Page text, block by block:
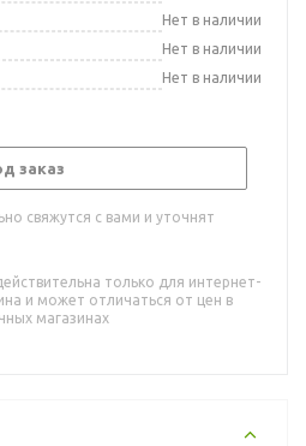
Нет в наличии
Нет в наличии
Нет в наличии
заказ
свяжутся с вами и уточнят
только для интернет-
и может отличаться от цен в
магазинах